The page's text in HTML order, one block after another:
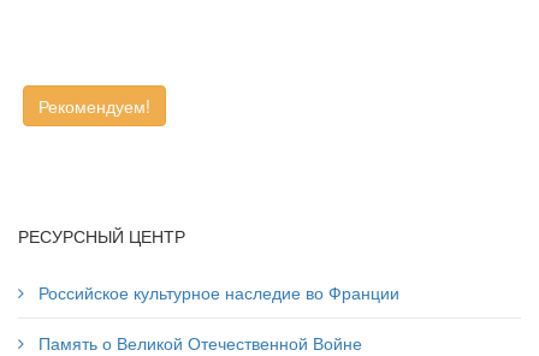
Рекомендуем!
РЕСУРСНЫЙ ЦЕНТР
Российское культурное наследие во Франции
Память о Великой Отечественной Войне